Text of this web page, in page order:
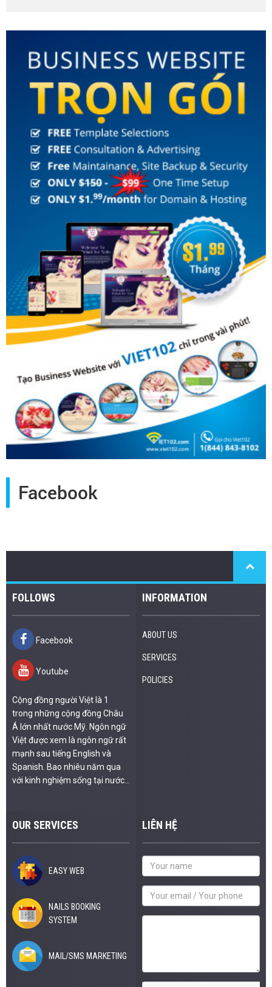
Facebook
FOLLOWS
Facebook
Youtube
Cộng đồng người Việt là 1
trong những cộng đồng Châu
Á lớn nhất nước Mỹ. Ngôn ngữ
Việt được xem là ngôn ngữ rất
mạnh sau tiếng English và
Spanish. Bao nhiêu năm qua
với kinh nghiệm sống tại nước...
INFORMATION
ABOUT US
SERVICES
POLICIES
OUR SERVICES
EASY WEB
NAILS BOOKING
SYSTEM
MAIL/SMS MARKETING
LIÊN HỆ